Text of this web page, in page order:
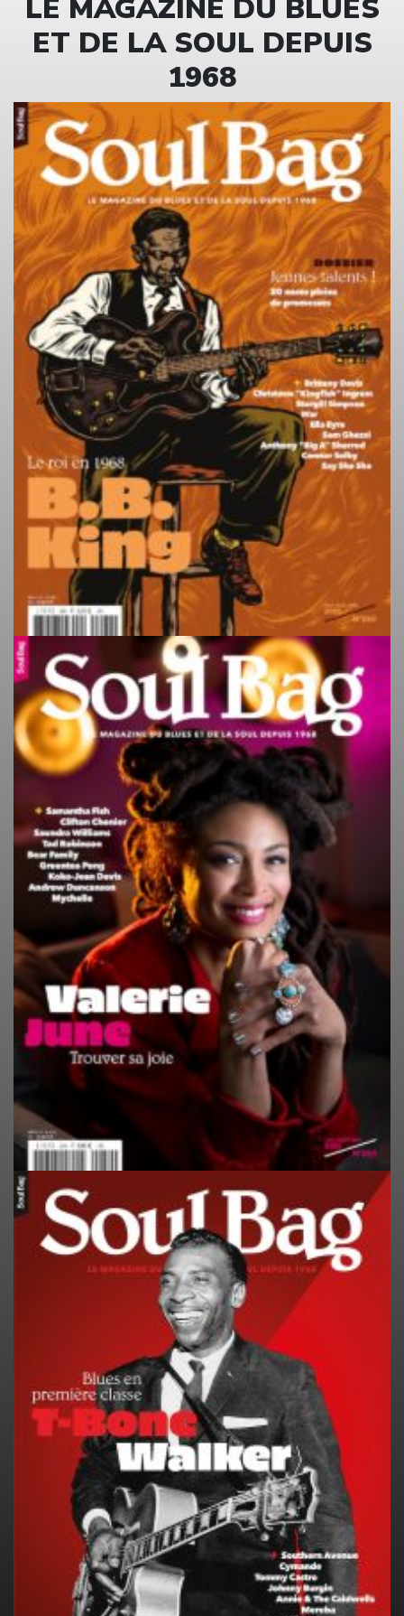
LE MAGAZINE DU BLUES
ET DE LA SOUL DEPUIS
1968